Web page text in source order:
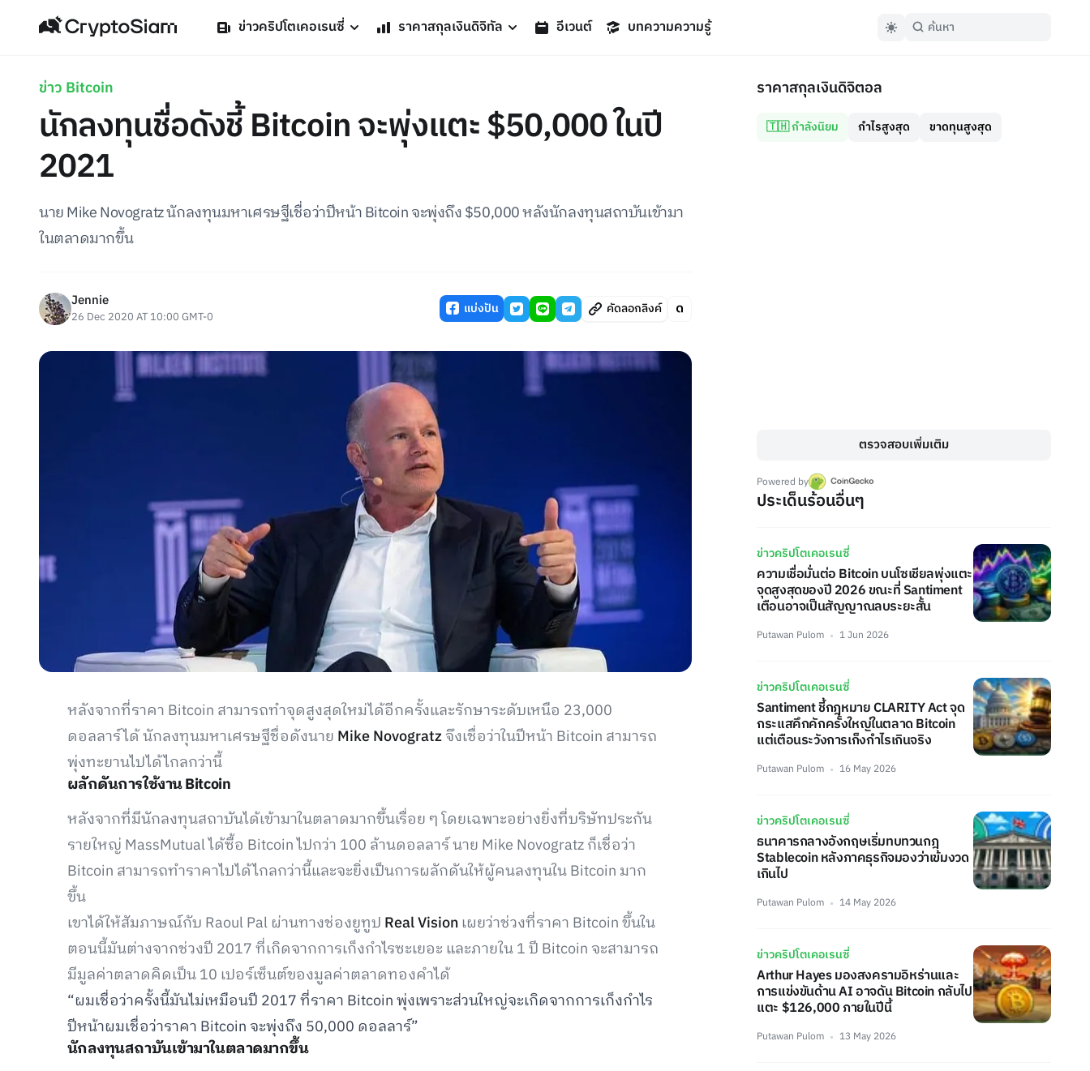
ข่าวคริปโตเคอเรนซี่ ราคาสกุลเงินดิจิทัล อีเวนต์ บทความความรู้
ข่าว Bitcoin
นักลงทุนชื่อดังชี้ Bitcoin จะพุ่งแตะ $50,000 ในปี
2021
นาย Mike Novogratz นักลงทุนมหาเศรษฐีเชื่อว่าปีหน้า Bitcoin จะพุ่งถึง $50,000 หลังนักลงทุนสถาบันเข้ามา
ในตลาดมากขึ้น
Jennie
26 Dec 2020 AT 10:00 GMT-0 แบ่งปัน คัดลอกลิงค์
หลังจากที่ราคา Bitcoin สามารถทำจุดสูงสุดใหม่ได้อีกครั้งและรักษาระดับเหนือ 23,000
ดอลลาร์ได้ นักลงทุนมหาเศรษฐีชื่อดังนาย Mike Novogratzจึงเชื่อว่าในปีหน้า Bitcoin สามารถ
พุ่งทะยานไปได้ไกลกว่านี้
ผลักดันการใช้งาน Bitcoin
หลังจากที่มีนักลงทุนสถาบันได้เข้ามาในตลาดมากขึ้นเรื่อย ๆ โดยเฉพาะอย่างยิ่งที่บริษัทประกัน
รายใหญ่ MassMutual ได้ซื้อ Bitcoin ไปกว่า 100 ล้านดอลลาร์ นาย Mike Novogratz ก็เชื่อว่า
Bitcoin สามารถทำราคาไปได้ไกลกว่านี้และจะยิ่งเป็นการผลักดันให้ผู้คนลงทุนใน Bitcoin มาก
ขึ้น
เขาได้ให้สัมภาษณ์กับ Raoul Pal ผ่านทางช่องยูทูป Real Visionเผยว่าช่วงที่ราคา Bitcoin ขึ้นใน
ตอนนี้มันต่างจากช่วงปี 2017 ที่เกิดจากการเก็งกำไรซะเยอะ และภายใน 1 ปี Bitcoin จะสามารถ
มีมูลค่าตลาดคิดเป็น 10 เปอร์เซ็นต์ของมูลค่าตลาดทองคำได้
“ผมเชื่อว่าครั้งนี้มันไม่เหมือนปี 2017 ที่ราคา Bitcoin พุ่งเพราะส่วนใหญ่จะเกิดจากการเก็งกำไร
ปีหน้าผมเชื่อว่าราคา Bitcoin จะพุ่งถึง 50,000 ดอลลาร์”
นักลงทุนสถาบันเข้ามาในตลาดมากขึ้น
ราคาสกุลเงินดิจิตอล
🇹🇭 กำลังนิยม กำไรสูงสุด ขาดทุนสูงสุด
ตรวจสอบเพิ่มเติม
Powered by
ประเด็นร้อนอื่นๆ
ข่าวคริปโตเคอเรนซี่
ความเชื่อมั่นต่อ Bitcoin บนโซเชียลพุ่งแตะ
จุดสูงสุดของปี 2026 ขณะที่ Santiment
เตือนอาจเป็นสัญญาณลบระยะสั้น
Putawan Pulom 1 Jun 2026
ข่าวคริปโตเคอเรนซี่
Santiment ชี้กฎหมาย CLARITY Act จุด
กระแสคึกคักครั้งใหญ่ในตลาด Bitcoin
แต่เตือนระวังการเก็งกำไรเกินจริง
Putawan Pulom 16 May 2026
ข่าวคริปโตเคอเรนซี่
ธนาคารกลางอังกฤษเริ่มทบทวนกฎ
Stablecoin หลังภาคธุรกิจมองว่าเข้มงวด
เกินไป
Putawan Pulom 14 May 2026
ข่าวคริปโตเคอเรนซี่
Arthur Hayes มองสงครามอิหร่านและ
การแข่งขันด้าน AI อาจดัน Bitcoin กลับไป
แตะ $126,000 ภายในปีนี้
Putawan Pulom 13 May 2026